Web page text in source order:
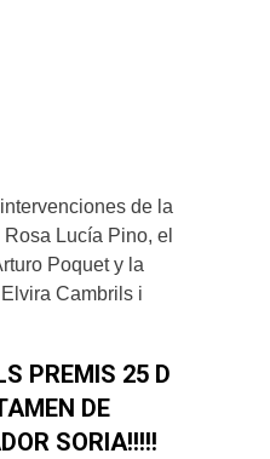
de la
Lucía Pino, el
Poquet y la
Cambrils i
PREMIS 25 D
DE
SORIA!!!!!